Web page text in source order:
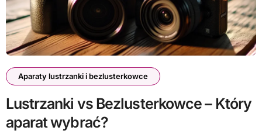
Aparaty lustrzanki i bezlusterkowce
Lustrzanki vs Bezlusterkowce – Który
aparat wybrać?